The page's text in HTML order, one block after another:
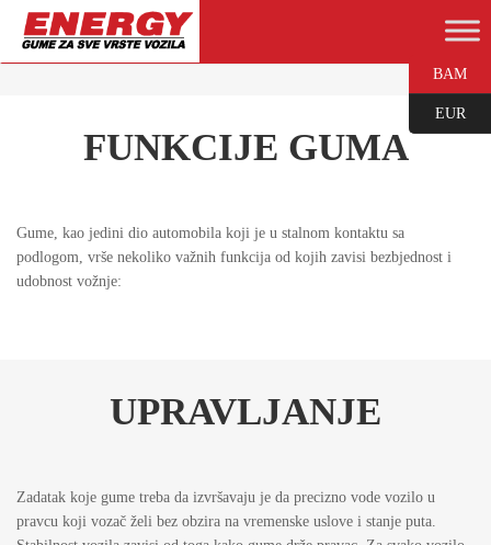
FUNKCIJE GUMA
Gume, kao jedini dio automobila koji je u stalnom kontaktu sa
podlogom, vrše nekoliko važnih funkcija od kojih zavisi bezbjednost i
udobnost vožnje:
UPRAVLJANJE
Zadatak koje gume treba da izvršavaju je da precizno vode vozilo u
pravcu koji vozač želi bez obzira na vremenske uslove i stanje puta.
BAM
EUR